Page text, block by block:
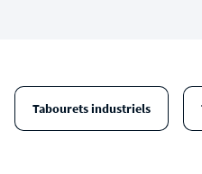
Tabourets industriels